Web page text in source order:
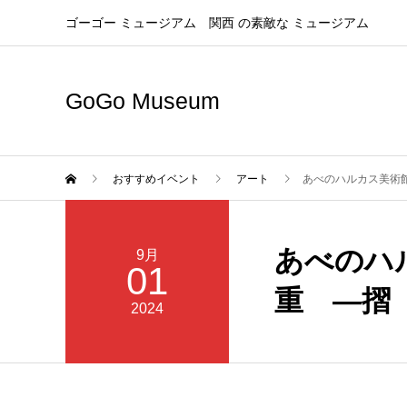
ゴーゴー ミュージアム 関西 の素敵な ミュージアム
GoGo Museum
おすすめイベント アート あべのハルカス美
9月
01
2024
あべのハ
重 ―摺